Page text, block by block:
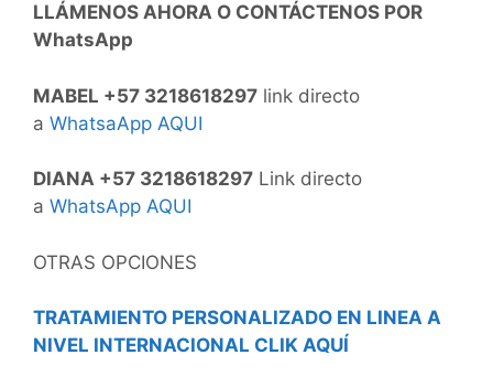
LLÁMENOS AHORA O CONTÁCTENOS POR
WhatsApp
MABEL +57 3218618297 link directo
a WhatsaApp AQUI
DIANA +57 3218618297 Link directo
a WhatsApp AQUI
OTRAS OPCIONES
TRATAMIENTO PERSONALIZADO EN LINEA A
NIVEL INTERNACIONAL CLIK AQUÍ